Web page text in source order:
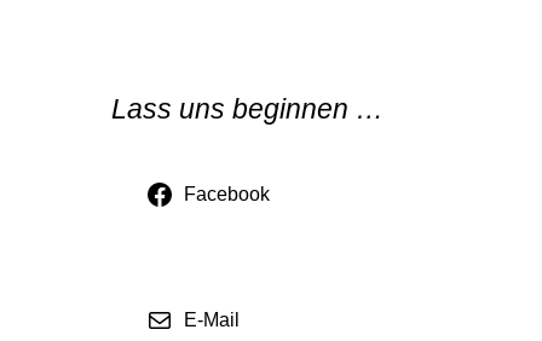
Lass uns beginnen …
Facebook
E-Mail